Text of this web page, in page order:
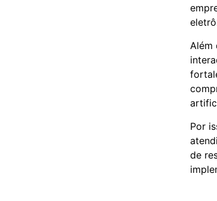
Além
Por
de